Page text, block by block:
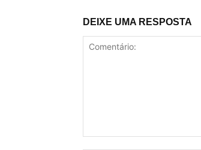
DEIXE UMA RESPOSTA